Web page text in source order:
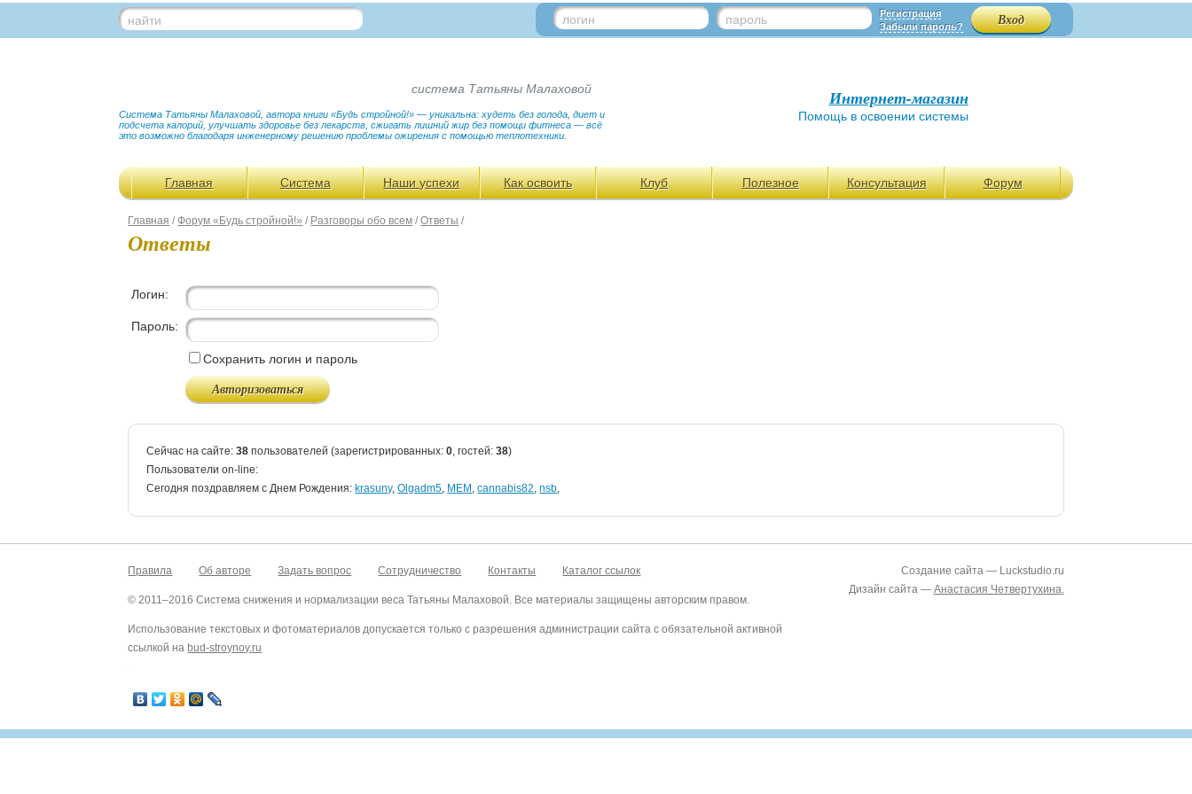
найти логин пароль
Регистрация
Забыли пароль?
система Татьяны Малаховой
Система Татьяны Малаховой, автора книги «Будь стройной!» — уникальна: худеть без голода, диет и
подсчета калорий, улучшать здоровье без лекарств, сжигать лишний жир без помощи фитнеса — всё
это возможно благодаря инженерному решению проблемы ожирения с помощью теплотехники.
Интернет-магазин
Помощь в освоении системы
Главная Система Наши успехи Как освоить Клуб Полезное Консультация Форум
Главная /Форум «Будь стройной!» / Разговоры обо всем /Ответы /
Ответы
Логин:
Пароль:
Сохранить логин и пароль
Сейчас на сайте:38 пользователей (зарегистрированных:0, гостей:38)
Пользователи on-line:
Cегодня поздравляем с Днем Рождения: krasuny,Olgadm5, MEM ,cannabis82,nsb,
Создание сайта — Luckstudio.ru
Дизайн сайта — Анастасия Четвертухина.
Правила Об авторе Задать вопрос Сотрудничество Контакты Каталог ссылок
© 2011–2016 Система снижения и нормализации веса Татьяны Малаховой. Все материалы защищены авторским правом.
Использование текстовых и фотоматериалов допускается только с разрешения администрации сайта с обязательной активной
ссылкой на bud-stroynoy.ru